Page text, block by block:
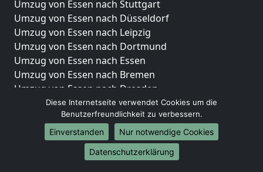
Umzug von Essen nach Stuttgart
Umzug von Essen nach Düsseldorf
Umzug von Essen nach Leipzig
Umzug von Essen nach Dortmund
Umzug von Essen nach Essen
Umzug von Essen nach Bremen
Umzug von Essen nach Dresden
Umzug von Essen nach Hannover
Umzug von Essen nach Nürnberg
Umzug von Essen nach Duisburg
Umzug von Essen nach Bochum
Umzug von Essen nach Wuppertal
Diese Internetseite verwendet Cookies um die
Benutzerfreundlichkeit zu verbessern.
Einverstanden
Nur notwendige Cookies
Datenschutzerklärung